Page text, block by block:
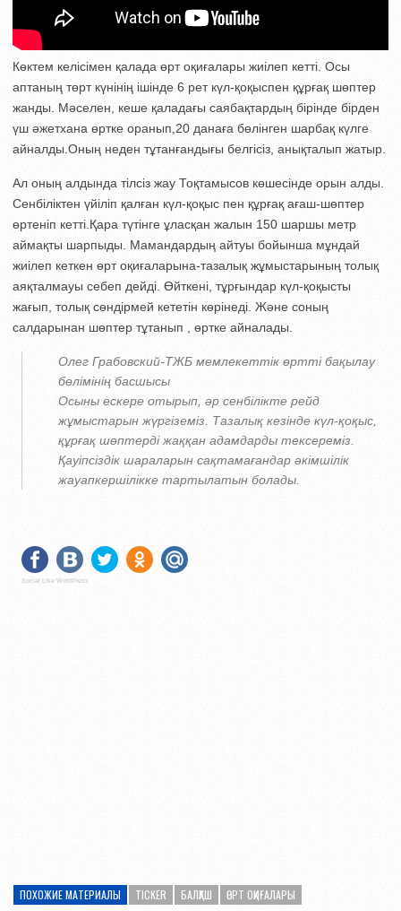
Көктем келісімен қалада өрт оқиғалары жиілеп кетті. Осы
аптаның төрт күнінің ішінде 6 рет күл-қоқыспен құрғақ шөптер
жанды. Мәселен, кеше қаладағы саябақтардың бірінде бірден
үш әжетхана өртке оранып,20 данаға бөлінген шарбақ күлге
айналды.Оның неден тұтанғандығы белгісіз, анықталып жатыр.
Ал оның алдында тілсіз жау Тоқтамысов көшесінде орын алды.
Сенбіліктен үйіліп қалған күл-қоқыс пен құрғақ ағаш-шөптер
өртеніп кетті.Қара түтінге ұласқан жалын 150 шаршы метр
аймақты шарпыды. Мамандардың айтуы бойынша мұндай
жиілеп кеткен өрт оқиғаларына-тазалық жұмыстарының толық
аяқталмауы себеп дейді. Өйткені, тұрғындар күл-қоқысты
жағып, толық сөндірмей кететін көрінеді. Және соның
салдарынан шөптер тұтанып , өртке айналады.
Олег Грабовский-ТЖБ мемлекеттік өртті бақылау
бөлімінің басшысы
Осыны ескере отырып, әр сенбілікте рейд
жұмыстарын жүргіземіз. Тазалық кезінде күл-қоқыс,
құрғақ шөптерді жаққан адамдарды тексереміз.
Қауіпсіздік шараларын сақтамағандар әкімшілік
жауапкершілікке тартылатын болады.
Social Like WordPress
ПОХОЖИЕ МАТЕРИАЛЫ TICKER БАЛҚАШ ӨРТ ОҚИҒАЛАРЫ